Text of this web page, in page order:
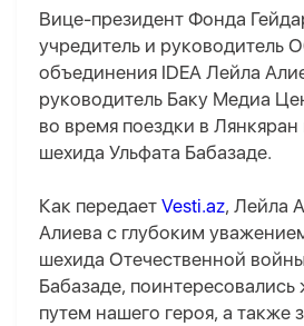
Вице-президент Фонда
учредитель и руководитель
объединения IDEA Лейла
руководитель Баку Медиа
во время поездки в
шехида Ульфата Бабазаде.
Как передает Vesti.az, Лейла
Алиева с глубоким
шехида Отечественной
Бабазаде,
путем нашего героя, а также